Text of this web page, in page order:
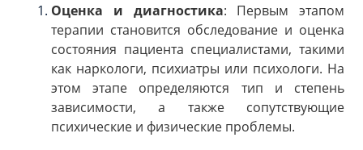
Оценка и диагностика: Первым этапом
терапии становится обследование и оценка
состояния пациента специалистами, такими
как наркологи, психиатры или психологи. На
этом этапе определяются тип и степень
зависимости, а также сопутствующие
психические и физические проблемы.